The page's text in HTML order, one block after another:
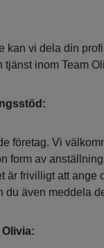
kan vi dela din
tjänst inom Team
företag. Vi
form av
är frivilligt att ange
du även meddela